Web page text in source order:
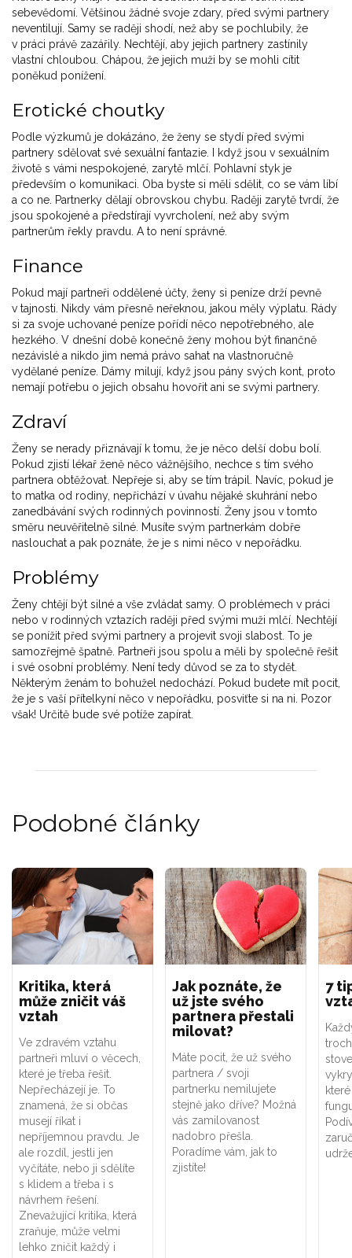
sebevědomí. Většinou žádné svoje zdary, před svými partnery
neventilují. Samy se raději shodí, než aby se pochlubily, že
v práci právě zazářily. Nechtějí, aby jejich partnery zastínily
vlastní chloubou. Chápou, že jejich muži by se mohli cítit
poněkud ponížení.
Erotické choutky
Podle výzkumů je dokázáno, že ženy se stydí před svými
partnery sdělovat své sexuální fantazie. I když jsou v sexuálním
životě s vámi nespokojené, zarytě mlčí. Pohlavní styk je
především o komunikaci. Oba byste si měli sdělit, co se vám líbí
a co ne. Partnerky dělají obrovskou chybu. Raději zarytě tvrdí, že
jsou spokojené a předstírají vyvrcholení, než aby svým
partnerům řekly pravdu. A to není správné.
Finance
Pokud mají partneři oddělené účty, ženy si peníze drží pevně
v tajnosti. Nikdy vám přesně neřeknou, jakou měly výplatu. Rády
si za svoje uchované peníze pořídí něco nepotřebného, ale
hezkého. V dnešní době konečně ženy mohou být finančně
nezávislé a nikdo jim nemá právo sahat na vlastnoručně
vydělané peníze. Dámy milují, když jsou pány svých kont, proto
nemají potřebu o jejich obsahu hovořit ani se svými partnery.
Zdraví
Ženy se nerady přiznávají k tomu, že je něco delší dobu bolí.
Pokud zjistí lékař ženě něco vážnějšího, nechce s tím svého
partnera obtěžovat. Nepřeje si, aby se tím trápil. Navíc, pokud je
to matka od rodiny, nepřichází v úvahu nějaké skuhrání nebo
zanedbávání svých rodinných povinností. Ženy jsou v tomto
směru neuvěřitelně silné. Musíte svým partnerkám dobře
naslouchat a pak poznáte, že je s nimi něco v nepořádku.
Problémy
Ženy chtějí být silné a vše zvládat samy. O problémech v práci
nebo v rodinných vztazích raději před svými muži mlčí. Nechtějí
se ponížit před svými partnery a projevit svoji slabost. To je
samozřejmě špatně. Partneři jsou spolu a měli by společně řešit
i své osobní problémy. Není tedy důvod se za to stydět.
Některým ženám to bohužel nedochází. Pokud budete mít pocit,
že je s vaší přítelkyní něco v nepořádku, posviťte si na ni. Pozor
však! Určitě bude své potíže zapírat.
Podobné články
Kritika, která
může zničit váš
vztah
Ve zdravém vztahu
partneři mluví o věcech,
které je třeba řešit.
Nepřecházejí je. To
znamená, že si občas
musejí říkat i
nepříjemnou pravdu. Je
ale rozdíl, jestli jen
vyčítáte, nebo ji sdělíte
s klidem a třeba i s
návrhem řešení.
Znevažující kritika, která
zraňuje, může velmi
lehko zničit každý i
Jak poznáte, že
už jste svého
partnera přestali
milovat?
Máte pocit, že už svého
partnera / svoji
partnerku nemilujete
stejně jako dříve? Možná
vás zamilovanost
nadobro přešla.
Poradíme vám, jak to
zjistíte!
7